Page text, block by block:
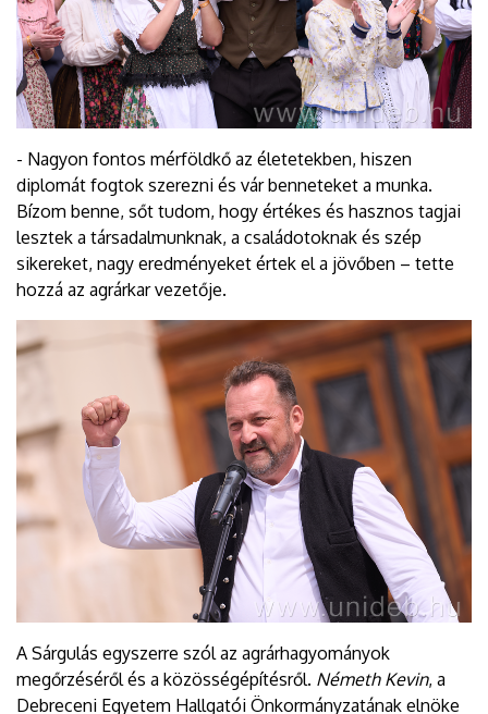
- Nagyon fontos mérföldkő az életetekben, hiszen
diplomát fogtok szerezni és vár benneteket a munka.
Bízom benne, sőt tudom, hogy értékes és hasznos tagjai
lesztek a társadalmunknak, a családotoknak és szép
sikereket, nagy eredményeket értek el a jövőben – tette
hozzá az agrárkar vezetője.
A Sárgulás egyszerre szól az agrárhagyományok
megőrzéséről és a közösségépítésről. Németh Kevin, a
Debreceni Egyetem Hallgatói Önkormányzatának elnöke